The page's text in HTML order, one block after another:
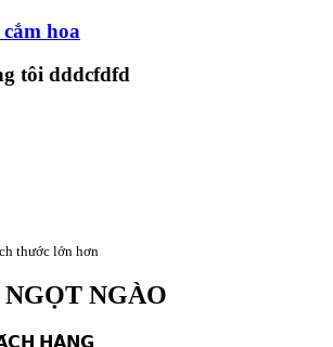
hoa
tôi dddcfdfd
thước lớn hơn
NGÀO
𝗛𝗔̀𝗡𝗚